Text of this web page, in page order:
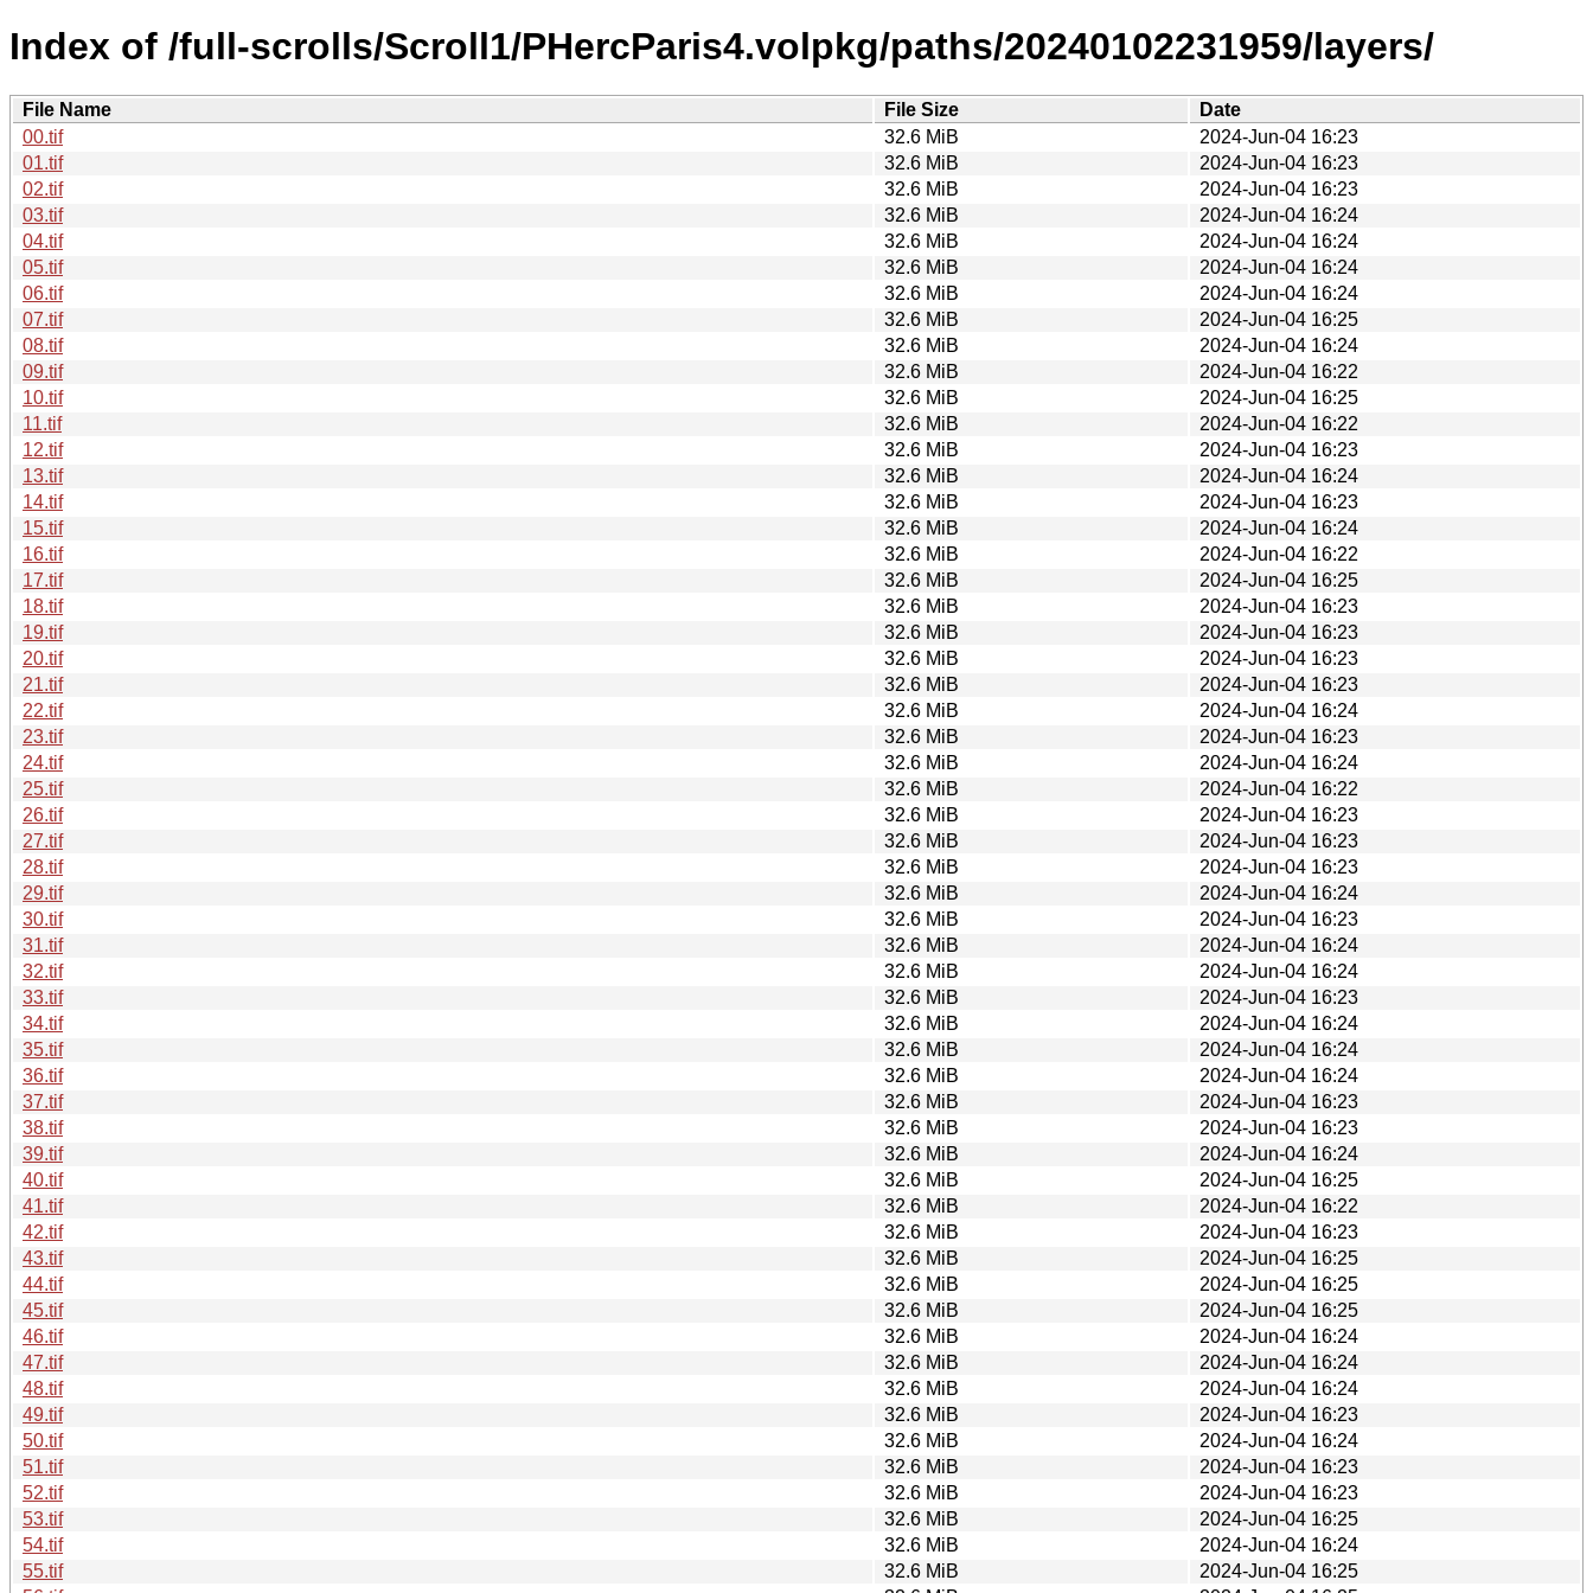
Index of /full-scrolls/Scroll1/PHercParis4.volpkg/paths/20240102231959/layers/
File Name File Size
Date
00.tif
32.6 MiB
2024-Jun-04 16:23
01.tif
32.6 MiB
2024-Jun-04 16:23
02.tif
32.6 MiB
2024-Jun-04 16:23
03.tif
32.6 MiB
2024-Jun-04 16:24
04.tif
32.6 MiB
2024-Jun-04 16:24
05.tif
32.6 MiB
2024-Jun-04 16:24
06.tif
32.6 MiB
2024-Jun-04 16:24
07.tif
32.6 MiB
2024-Jun-04 16:25
08.tif
32.6 MiB
2024-Jun-04 16:24
09.tif
32.6 MiB
2024-Jun-04 16:22
10.tif
32.6 MiB
2024-Jun-04 16:25
11.tif
32.6 MiB
2024-Jun-04 16:22
12.tif
32.6 MiB
2024-Jun-04 16:23
13.tif
32.6 MiB
2024-Jun-04 16:24
14.tif
32.6 MiB
2024-Jun-04 16:23
15.tif
32.6 MiB
2024-Jun-04 16:24
16.tif
32.6 MiB
2024-Jun-04 16:22
17.tif
32.6 MiB
2024-Jun-04 16:25
18.tif
32.6 MiB
2024-Jun-04 16:23
19.tif
32.6 MiB
2024-Jun-04 16:23
20.tif
32.6 MiB
2024-Jun-04 16:23
21.tif
32.6 MiB
2024-Jun-04 16:23
22.tif
32.6 MiB
2024-Jun-04 16:24
23.tif
32.6 MiB
2024-Jun-04 16:23
24.tif
32.6 MiB
2024-Jun-04 16:24
25.tif
32.6 MiB
2024-Jun-04 16:22
26.tif
32.6 MiB
2024-Jun-04 16:23
27.tif
32.6 MiB
2024-Jun-04 16:23
28.tif
32.6 MiB
2024-Jun-04 16:23
29.tif
32.6 MiB
2024-Jun-04 16:24
30.tif
32.6 MiB
2024-Jun-04 16:23
31.tif
32.6 MiB
2024-Jun-04 16:24
32.tif
32.6 MiB
2024-Jun-04 16:24
33.tif
32.6 MiB
2024-Jun-04 16:23
34.tif
32.6 MiB
2024-Jun-04 16:24
35.tif
32.6 MiB
2024-Jun-04 16:24
36.tif
32.6 MiB
2024-Jun-04 16:24
37.tif
32.6 MiB
2024-Jun-04 16:23
38.tif
32.6 MiB
2024-Jun-04 16:23
39.tif
32.6 MiB
2024-Jun-04 16:24
40.tif
32.6 MiB
2024-Jun-04 16:25
41.tif
32.6 MiB
2024-Jun-04 16:22
42.tif
32.6 MiB
2024-Jun-04 16:23
43.tif
32.6 MiB
2024-Jun-04 16:25
44.tif
32.6 MiB
2024-Jun-04 16:25
45.tif
32.6 MiB
2024-Jun-04 16:25
46.tif
32.6 MiB
2024-Jun-04 16:24
47.tif
32.6 MiB
2024-Jun-04 16:24
48.tif
32.6 MiB
2024-Jun-04 16:24
49.tif
32.6 MiB
2024-Jun-04 16:23
50.tif
32.6 MiB
2024-Jun-04 16:24
51.tif
32.6 MiB
2024-Jun-04 16:23
52.tif
32.6 MiB
2024-Jun-04 16:23
53.tif
32.6 MiB
2024-Jun-04 16:25
54.tif
32.6 MiB
2024-Jun-04 16:24
55.tif
32.6 MiB
2024-Jun-04 16:25